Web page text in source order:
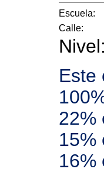
Escuela:
Calle:
Nivel:
Este
22%
15%
16%